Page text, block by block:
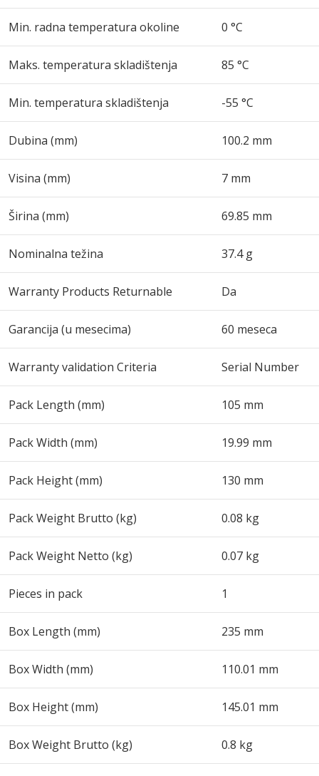
Min. radna temperatura okoline 0 °C
Maks. temperatura skladištenja 85 °C
Min. temperatura skladištenja -55 °C
Dubina (mm) 100.2 mm
Visina (mm) 7 mm
Širina (mm) 69.85 mm
Nominalna težina 37.4 g
Warranty Products Returnable Da
Garancija (u mesecima) 60 meseca
Warranty validation Criteria Serial Number
Pack Length (mm) 105 mm
Pack Width (mm) 19.99 mm
Pack Height (mm) 130 mm
Pack Weight Brutto (kg) 0.08 kg
Pack Weight Netto (kg) 0.07 kg
Pieces in pack 1
Box Length (mm) 235 mm
Box Width (mm) 110.01 mm
Box Height (mm) 145.01 mm
Box Weight Brutto (kg) 0.8 kg